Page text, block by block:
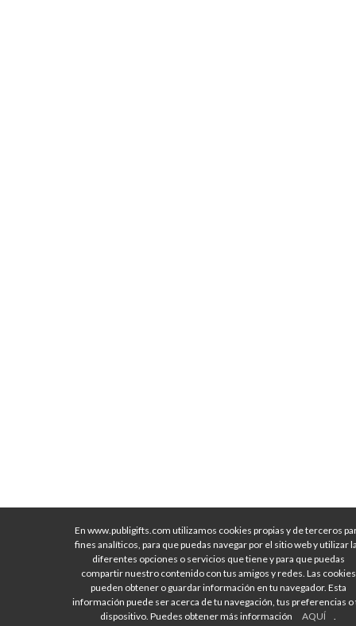
En www.publigifts.com utilizamos cookies propias y de terceros
fines analíticos, para que puedas navegar por el sitio web y utilizar
diferentes opciones o servicios que tiene y para que puedas
compartir nuestro contenido con tus amigos y redes. Las cookies
pueden obtener o guardar información en tu navegador. Esta
información puede ser acerca de tu navegación, tus preferencias o
dispositivo. Puedes obtener más información
AQUÍ .